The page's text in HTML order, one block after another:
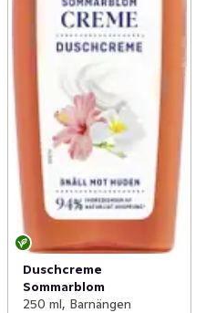
Duschcreme
Sommarblom
250 ml, Barnängen